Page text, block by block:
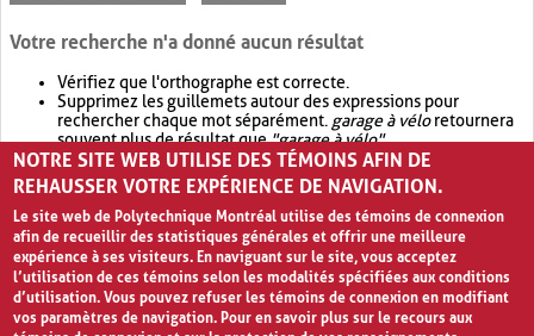
Votre recherche n'a donné aucun résultat
Vérifiez que l'orthographe est correcte.
Supprimez les guillemets autour des expressions pour
rechercher chaque mot séparément. garage à véloretournera
souvent plus de résultat que"garage à vélo".
Envisagez d'élargir votre recherche avec OR.garage OR vélo
retournera souvent plus de résultat quegarage à vélo
NOTRE SITE WEB UTILISE DES TÉMOINS AFIN DE
REHAUSSER VOTRE EXPÉRIENCE DE NAVIGATION.
Le site web de Polytechnique Montréal utilise des témoins de connexion
afin de recueillir des statistiques générales et offrir une meilleure
expérience à ses visiteurs. En naviguant sur le site, vous acceptez
l’utilisation de ces témoins selon les modalités spécifiées aux conditions
d’utilisation. Vous pouvez refuser les témoins de connexion en modifiant
vos paramètres de navigation. Pour en savoir plus sur le recours aux